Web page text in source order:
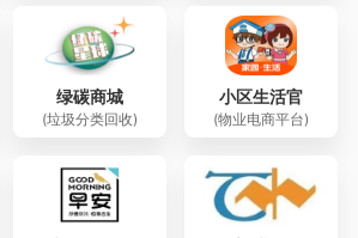
绿碳商城
(垃圾分类回收)
小区生活官
(物业电商平台)